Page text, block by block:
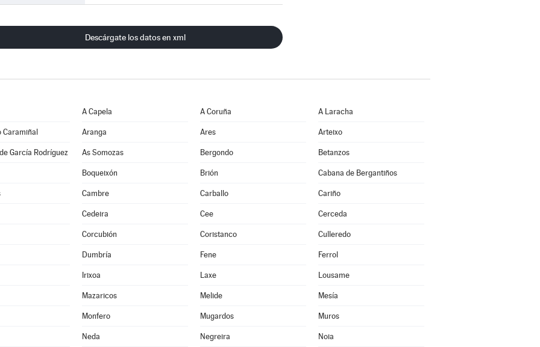
Descárgate los datos en xml
A Capela A Coruña A Laracha
Caramiñal Aranga Ares Arteixo
García Rodríguez As Somozas Bergondo Betanzos
Boqueixón Brión Cabana de Bergantiños
Cambre Carballo Cariño
Cedeira Cee Cerceda
Corcubión Coristanco Culleredo
Dumbría Fene Ferrol
Irixoa Laxe Lousame
Mazaricos Melide Mesía
Monfero Mugardos Muros
Neda Negreira Noia